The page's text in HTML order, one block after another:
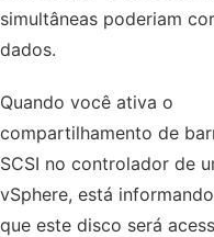
simultâneas poderiam
dados.
Quando você ativa o
compartilhamento de
SCSI no controlador de
vSphere, está
que este disco será